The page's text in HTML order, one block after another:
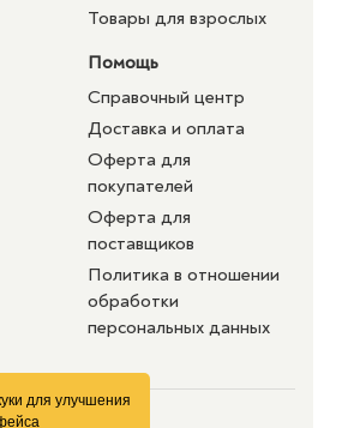
для улучшения
Товары для взрослых
Помощь
Справочный центр
Доставка и оплата
Оферта для
покупателей
Оферта для
поставщиков
Политика в отношении
обработки
персональных данных